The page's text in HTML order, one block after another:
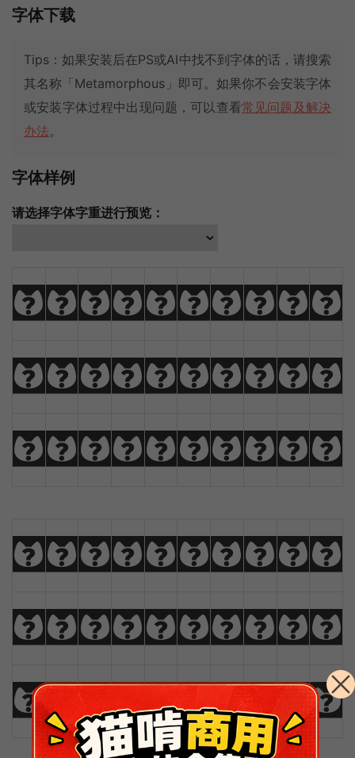
字体下载
Tips：如果安装后在PS或AI中找不到字体的话，请搜索
其名称「Metamorphous」即可。如果你不会安装字体
或安装字体过程中出现问题，可以查看常见问题及解决
办法。
字体样例
请选择字体字重进行预览：
ABCDEFGHIJ
KLMNOPQRST
UVWXYZÀÁÂÃ
abcdefghij
klmnopqrst
uvwxyzÄÅÆÇ